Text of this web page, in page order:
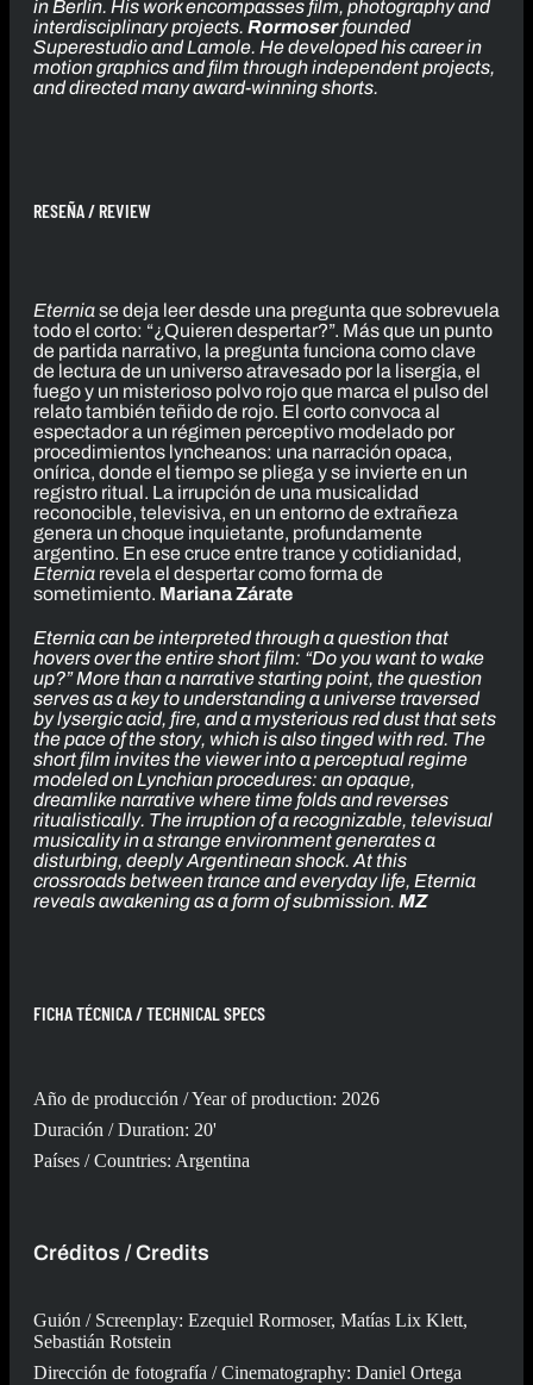
in Berlin. His work encompasses film, photography and
interdisciplinary projects. Rormoserfounded
Superestudio and Lamole. He developed his career in
motion graphics and film through independent projects,
and directed many award-winning shorts.
RESEÑA / REVIEW
Eterniase deja leer desde una pregunta que sobrevuela
todo el corto: “¿Quieren despertar?”. Más que un punto
de partida narrativo, la pregunta funciona como clave
de lectura de un universo atravesado por la lisergia, el
fuego y un misterioso polvo rojo que marca el pulso del
relato también teñido de rojo. El corto convoca al
espectador a un régimen perceptivo modelado por
procedimientos lyncheanos: una narración opaca,
onírica, donde el tiempo se pliega y se invierte en un
registro ritual. La irrupción de una musicalidad
reconocible, televisiva, en un entorno de extrañeza
genera un choque inquietante, profundamente
argentino. En ese cruce entre trance y cotidianidad,
Eternia revela el despertar como forma de
sometimiento. Mariana Zárate
Eterniacan be interpreted through a question that
hovers over the entire short film: “Do you want to wake
up?” More than a narrative starting point, the question
serves as a key to understanding a universe traversed
by lysergic acid, fire, and a mysterious red dust that sets
the pace of the story, which is also tinged with red. The
short film invites the viewer into a perceptual regime
modeled on Lynchian procedures: an opaque,
dreamlike narrative where time folds and reverses
ritualistically. The irruption of a recognizable, televisual
musicality in a strange environment generates a
disturbing, deeply Argentinean shock. At this
crossroads between trance and everyday life, Eternia
reveals awakening as a form of submission. MZ
FICHA TÉCNICA / TECHNICAL SPECS
Año de producción / Year of production: 2026
Duración / Duration: 20'
Países / Countries: Argentina
Créditos / Credits
Guión / Screenplay: Ezequiel Rormoser, Matías Lix Klett,
Sebastián Rotstein
Dirección de fotografía / Cinematography: Daniel Ortega